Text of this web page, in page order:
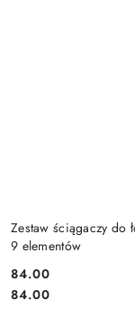
Zestaw ściągaczy do
9 elementów
Cena:
84.00
Cena:
84.00